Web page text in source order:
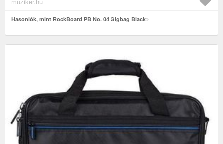
Hasonlók, mint RockBoard PB No. 04 Gigbag Black